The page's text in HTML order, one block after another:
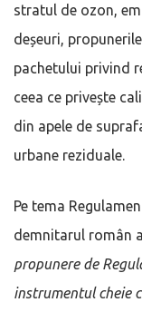
stratul de ozon,
deșeuri,
pachetului privind
ceea ce privește
din apele de
urbane reziduale.
Pe tema
demnitarul român
propunere de
instrumentul cheie